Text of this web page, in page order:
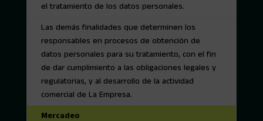
el tratamiento de los datos personales.
Las demás finalidades que determinen los
responsables en procesos de obtención de
datos personales para su tratamiento, con el fin
de dar cumplimiento a las obligaciones legales y
regulatorias, y al desarrollo de la actividad
comercial de La Empresa.
Mercadeo